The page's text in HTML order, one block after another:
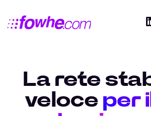
La rete
veloce per